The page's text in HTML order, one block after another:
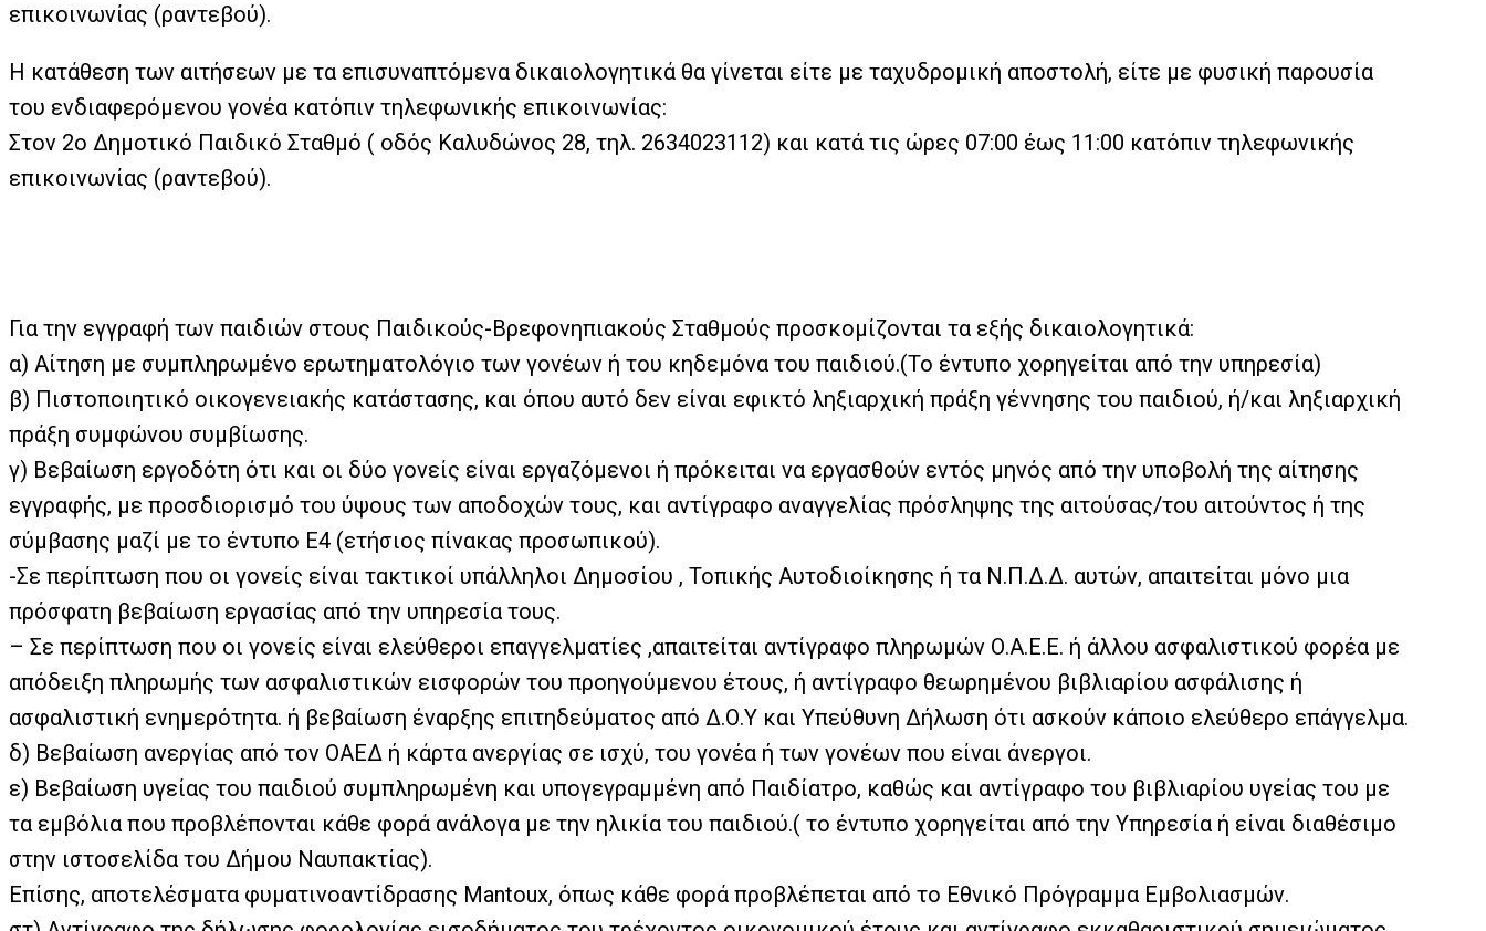
επικοινωνίας (ραντεβού).
Η κατάθεση των αιτήσεων με τα επισυναπτόμενα δικαιολογητικά θα γίνεται είτε με ταχυδρομική αποστολή, είτε με φυσική παρουσία
του ενδιαφερόμενου γονέα κατόπιν τηλεφωνικής επικοινωνίας:
Στον 2ο Δημοτικό Παιδικό Σταθμό ( οδός Καλυδώνος 28, τηλ. 2634023112) και κατά τις ώρες 07:00 έως 11:00 κατόπιν τηλεφωνικής
επικοινωνίας (ραντεβού).
Για την εγγραφή των παιδιών στους Παιδικούς-Βρεφονηπιακούς Σταθμούς προσκομίζονται τα εξής δικαιολογητικά:
α) Αίτηση με συμπληρωμένο ερωτηματολόγιο των γονέων ή του κηδεμόνα του παιδιού.(Το έντυπο χορηγείται από την υπηρεσία)
β) Πιστοποιητικό οικογενειακής κατάστασης, και όπου αυτό δεν είναι εφικτό ληξιαρχική πράξη γέννησης του παιδιού, ή/και ληξιαρχική
πράξη συμφώνου συμβίωσης.
γ) Βεβαίωση εργοδότη ότι και οι δύο γονείς είναι εργαζόμενοι ή πρόκειται να εργασθούν εντός μηνός από την υποβολή της αίτησης
εγγραφής, με προσδιορισμό του ύψους των αποδοχών τους, και αντίγραφο αναγγελίας πρόσληψης της αιτούσας/του αιτούντος ή της
σύμβασης μαζί με το έντυπο Ε4 (ετήσιος πίνακας προσωπικού).
-Σε περίπτωση που οι γονείς είναι τακτικοί υπάλληλοι Δημοσίου , Τοπικής Αυτοδιοίκησης ή τα Ν.Π.Δ.Δ. αυτών, απαιτείται μόνο μια
πρόσφατη βεβαίωση εργασίας από την υπηρεσία τους.
– Σε περίπτωση που οι γονείς είναι ελεύθεροι επαγγελματίες ,απαιτείται αντίγραφο πληρωμών Ο.Α.Ε.Ε. ή άλλου ασφαλιστικού φορέα με
απόδειξη πληρωμής των ασφαλιστικών εισφορών του προηγούμενου έτους, ή αντίγραφο θεωρημένου βιβλιαρίου ασφάλισης ή
ασφαλιστική ενημερότητα. ή βεβαίωση έναρξης επιτηδεύματος από Δ.Ο.Υ και Υπεύθυνη Δήλωση ότι ασκούν κάποιο ελεύθερο επάγγελμα.
δ) Βεβαίωση ανεργίας από τον ΟΑΕΔ ή κάρτα ανεργίας σε ισχύ, του γονέα ή των γονέων που είναι άνεργοι.
ε) Βεβαίωση υγείας του παιδιού συμπληρωμένη και υπογεγραμμένη από Παιδίατρο, καθώς και αντίγραφο του βιβλιαρίου υγείας του με
τα εμβόλια που προβλέπονται κάθε φορά ανάλογα με την ηλικία του παιδιού.( το έντυπο χορηγείται από την Υπηρεσία ή είναι διαθέσιμο
στην ιστοσελίδα του Δήμου Ναυπακτίας).
Επίσης, αποτελέσματα φυματινοαντίδρασης Μantoux, όπως κάθε φορά προβλέπεται από το Εθνικό Πρόγραμμα Εμβολιασμών.